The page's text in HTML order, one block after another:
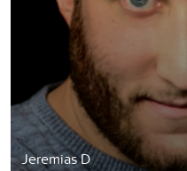
Jeremias D